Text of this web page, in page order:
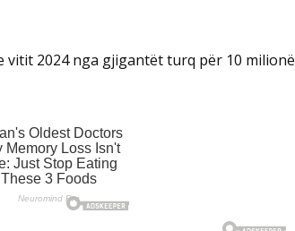
vitit 2024 nga gjigantët turq për 10 milionë